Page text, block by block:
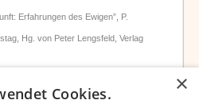
Erfahrungen des Ewigen”, P.
Hg. von Peter Lengsfeld, Verlag
×
Cookies.